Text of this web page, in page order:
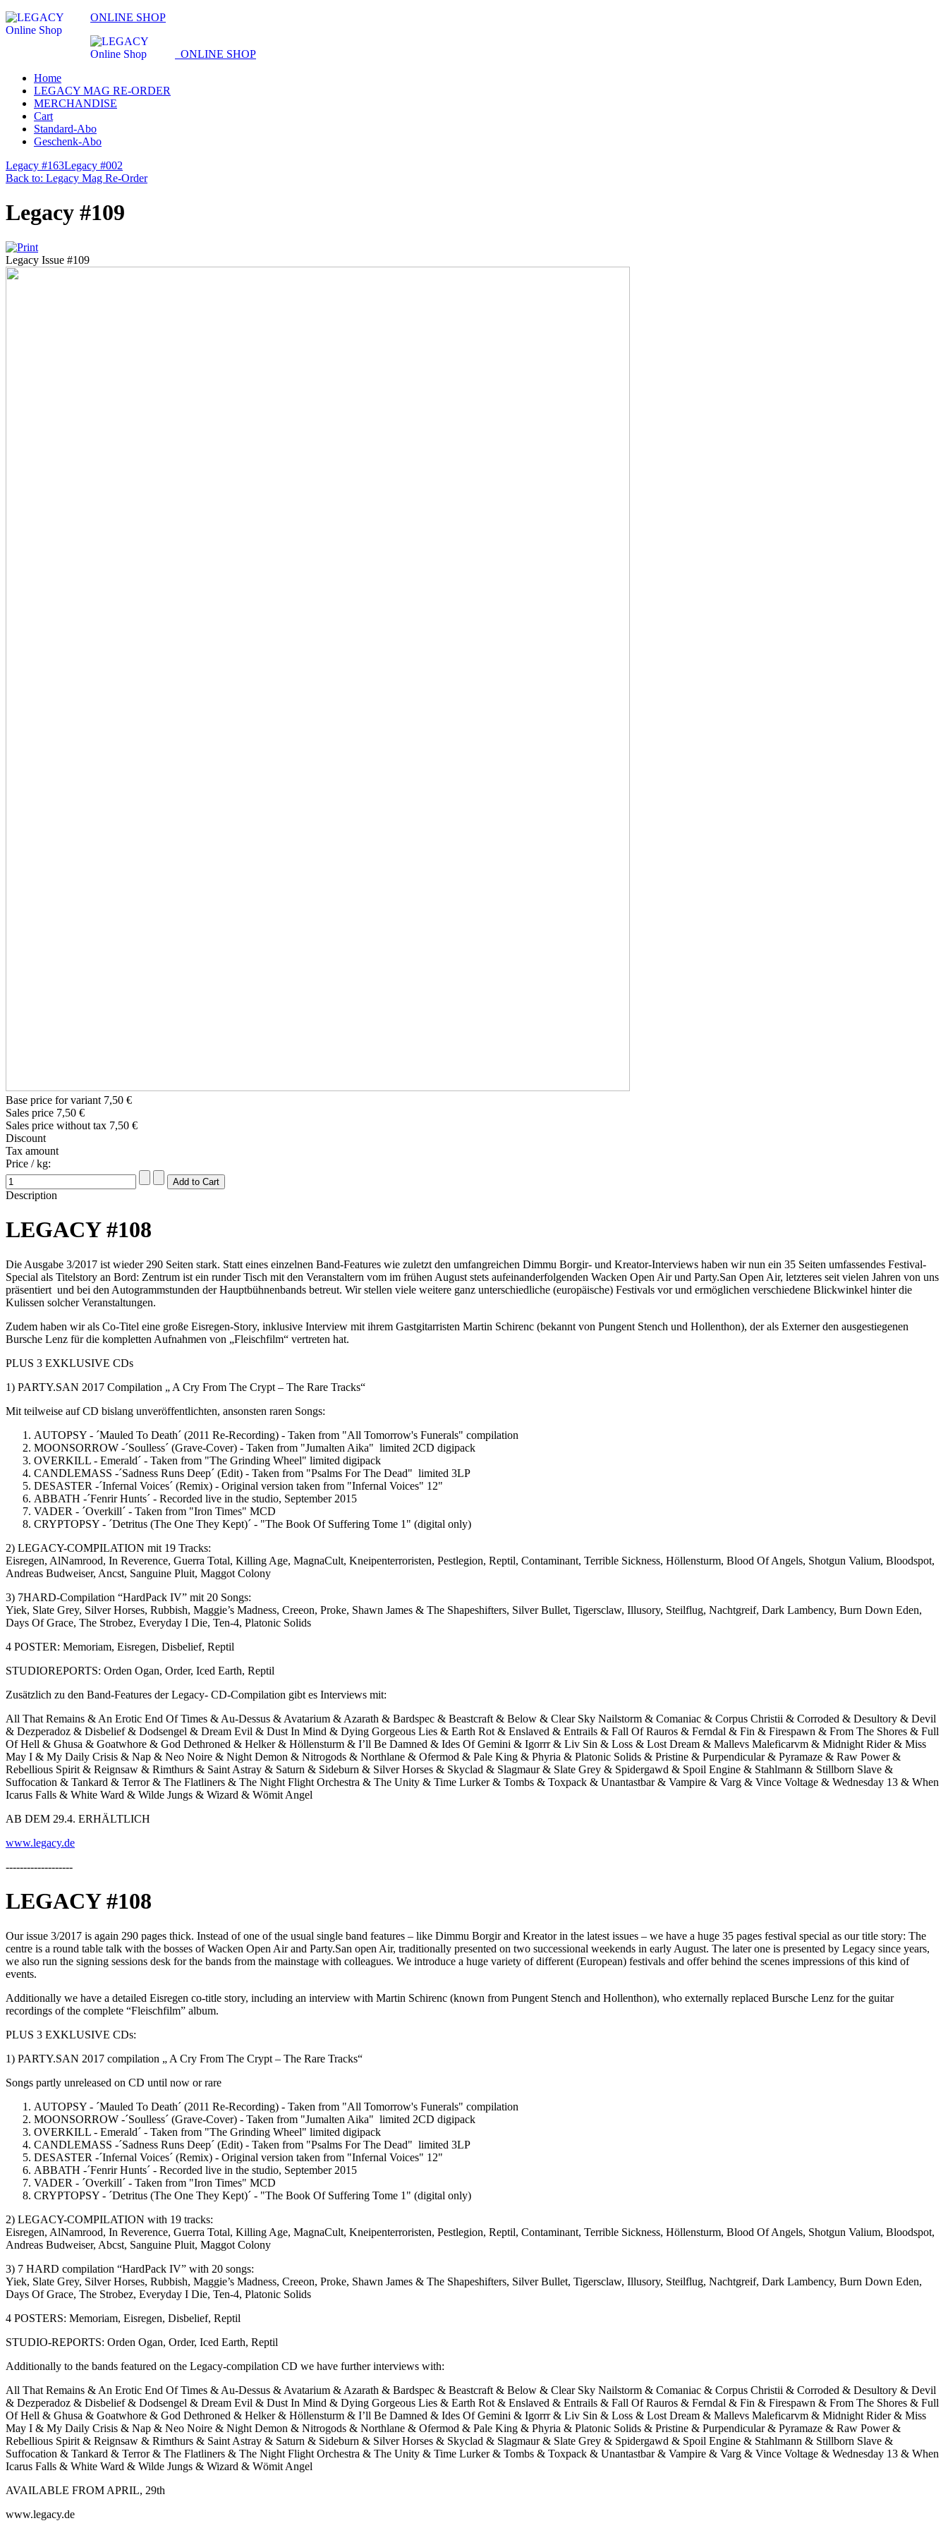
ONLINE SHOP
ONLINE SHOP
Home
LEGACY MAG RE-ORDER
MERCHANDISE
Cart
Standard-Abo
Geschenk-Abo
Legacy #163Legacy #002
Back to: Legacy Mag Re-Order
Legacy #109
Legacy Issue #109
Base price for variant 7,50 €
Sales price 7,50 €
Sales price without tax 7,50 €
Discount
Tax amount
Price / kg:
Description
LEGACY #108
Die Ausgabe 3/2017 ist wieder 290 Seiten stark. Statt eines einzelnen Band-Features wie zuletzt den umfangreichen Dimmu Borgir- und Kreator-Interviews haben wir nun ein 35 Seiten umfassendes Festival-
Special als Titelstory an Bord: Zentrum ist ein runder Tisch mit den Veranstaltern vom im frühen August stets aufeinanderfolgenden Wacken Open Air und Party.San Open Air, letzteres seit vielen Jahren von uns
präsentiert und bei den Autogrammstunden der Hauptbühnenbands betreut. Wir stellen viele weitere ganz unterschiedliche (europäische) Festivals vor und ermöglichen verschiedene Blickwinkel hinter die
Kulissen solcher Veranstaltungen.
Zudem haben wir als Co-Titel eine große Eisregen-Story, inklusive Interview mit ihrem Gastgitarristen Martin Schirenc (bekannt von Pungent Stench und Hollenthon), der als Externer den ausgestiegenen
Bursche Lenz für die kompletten Aufnahmen von „Fleischfilm“ vertreten hat.
PLUS 3 EXKLUSIVE CDs
1) PARTY.SAN 2017 Compilation „ A Cry From The Crypt – The Rare Tracks“
Mit teilweise auf CD bislang unveröffentlichten, ansonsten raren Songs:
AUTOPSY - ´Mauled To Death´ (2011 Re-Recording) - Taken from "All Tomorrow's Funerals" compilation
MOONSORROW -´Soulless´ (Grave-Cover) - Taken from "Jumalten Aika" limited 2CD digipack
OVERKILL - Emerald´ - Taken from "The Grinding Wheel" limited digipack
CANDLEMASS -´Sadness Runs Deep´ (Edit) - Taken from "Psalms For The Dead" limited 3LP
DESASTER -´Infernal Voices´ (Remix) - Original version taken from "Infernal Voices" 12"
ABBATH -´Fenrir Hunts´ - Recorded live in the studio, September 2015
VADER - ´Overkill´ - Taken from "Iron Times" MCD
CRYPTOPSY - ´Detritus (The One They Kept)´ - "The Book Of Suffering Tome 1" (digital only)
2) LEGACY-COMPILATION mit 19 Tracks:
Eisregen, AlNamrood, In Reverence, Guerra Total, Killing Age, MagnaCult, Kneipenterroristen, Pestlegion, Reptil, Contaminant, Terrible Sickness, Höllensturm, Blood Of Angels, Shotgun Valium, Bloodspot,
Andreas Budweiser, Ancst, Sanguine Pluit, Maggot Colony
3) 7HARD-Compilation “HardPack IV” mit 20 Songs:
Yiek, Slate Grey, Silver Horses, Rubbish, Maggie’s Madness, Creeon, Proke, Shawn James & The Shapeshifters, Silver Bullet, Tigersclaw, Illusory, Steilflug, Nachtgreif, Dark Lambency, Burn Down Eden,
Days Of Grace, The Strobez, Everyday I Die, Ten-4, Platonic Solids
4 POSTER: Memoriam, Eisregen, Disbelief, Reptil
STUDIOREPORTS: Orden Ogan, Order, Iced Earth, Reptil
Zusätzlich zu den Band-Features der Legacy- CD-Compilation gibt es Interviews mit:
All That Remains & An Erotic End Of Times & Au-Dessus & Avatarium & Azarath & Bardspec & Beastcraft & Below & Clear Sky Nailstorm & Comaniac & Corpus Christii & Corroded & Desultory & Devil
& Dezperadoz & Disbelief & Dodsengel & Dream Evil & Dust In Mind & Dying Gorgeous Lies & Earth Rot & Enslaved & Entrails & Fall Of Rauros & Ferndal & Fin & Firespawn & From The Shores & Full
Of Hell & Ghusa & Goatwhore & God Dethroned & Helker & Höllensturm & I’ll Be Damned & Ides Of Gemini & Igorrr & Liv Sin & Loss & Lost Dream & Mallevs Maleficarvm & Midnight Rider & Miss
May I & My Daily Crisis & Nap & Neo Noire & Night Demon & Nitrogods & Northlane & Ofermod & Pale King & Phyria & Platonic Solids & Pristine & Purpendicular & Pyramaze & Raw Power &
Rebellious Spirit & Reignsaw & Rimthurs & Saint Astray & Saturn & Sideburn & Silver Horses & Skyclad & Slagmaur & Slate Grey & Spidergawd & Spoil Engine & Stahlmann & Stillborn Slave &
Suffocation & Tankard & Terror & The Flatliners & The Night Flight Orchestra & The Unity & Time Lurker & Tombs & Toxpack & Unantastbar & Vampire & Varg & Vince Voltage & Wednesday 13 & When
Icarus Falls & White Ward & Wilde Jungs & Wizard & Wömit Angel
AB DEM 29.4. ERHÄLTLICH
www.legacy.de
-------------------
LEGACY #108
Our issue 3/2017 is again 290 pages thick. Instead of one of the usual single band features – like Dimmu Borgir and Kreator in the latest issues – we have a huge 35 pages festival special as our title story: The
centre is a round table talk with the bosses of Wacken Open Air and Party.San open Air, traditionally presented on two successional weekends in early August. The later one is presented by Legacy since years,
we also run the signing sessions desk for the bands from the mainstage with colleagues. We introduce a huge variety of different (European) festivals and offer behind the scenes impressions of this kind of
events.
Additionally we have a detailed Eisregen co-title story, including an interview with Martin Schirenc (known from Pungent Stench and Hollenthon), who externally replaced Bursche Lenz for the guitar
recordings of the complete “Fleischfilm” album.
PLUS 3 EXKLUSIVE CDs:
1) PARTY.SAN 2017 compilation „ A Cry From The Crypt – The Rare Tracks“
Songs partly unreleased on CD until now or rare
AUTOPSY - ´Mauled To Death´ (2011 Re-Recording) - Taken from "All Tomorrow's Funerals" compilation
MOONSORROW -´Soulless´ (Grave-Cover) - Taken from "Jumalten Aika" limited 2CD digipack
OVERKILL - Emerald´ - Taken from "The Grinding Wheel" limited digipack
CANDLEMASS -´Sadness Runs Deep´ (Edit) - Taken from "Psalms For The Dead" limited 3LP
DESASTER -´Infernal Voices´ (Remix) - Original version taken from "Infernal Voices" 12"
ABBATH -´Fenrir Hunts´ - Recorded live in the studio, September 2015
VADER - ´Overkill´ - Taken from "Iron Times" MCD
CRYPTOPSY - ´Detritus (The One They Kept)´ - "The Book Of Suffering Tome 1" (digital only)
2) LEGACY-COMPILATION with 19 tracks:
Eisregen, AlNamrood, In Reverence, Guerra Total, Killing Age, MagnaCult, Kneipenterroristen, Pestlegion, Reptil, Contaminant, Terrible Sickness, Höllensturm, Blood Of Angels, Shotgun Valium, Bloodspot,
Andreas Budweiser, Abcst, Sanguine Pluit, Maggot Colony
3) 7 HARD compilation “HardPack IV” with 20 songs:
Yiek, Slate Grey, Silver Horses, Rubbish, Maggie’s Madness, Creeon, Proke, Shawn James & The Shapeshifters, Silver Bullet, Tigersclaw, Illusory, Steilflug, Nachtgreif, Dark Lambency, Burn Down Eden,
Days Of Grace, The Strobez, Everyday I Die, Ten-4, Platonic Solids
4 POSTERS: Memoriam, Eisregen, Disbelief, Reptil
STUDIO-REPORTS: Orden Ogan, Order, Iced Earth, Reptil
Additionally to the bands featured on the Legacy-compilation CD we have further interviews with:
All That Remains & An Erotic End Of Times & Au-Dessus & Avatarium & Azarath & Bardspec & Beastcraft & Below & Clear Sky Nailstorm & Comaniac & Corpus Christii & Corroded & Desultory & Devil
& Dezperadoz & Disbelief & Dodsengel & Dream Evil & Dust In Mind & Dying Gorgeous Lies & Earth Rot & Enslaved & Entrails & Fall Of Rauros & Ferndal & Fin & Firespawn & From The Shores & Full
Of Hell & Ghusa & Goatwhore & God Dethroned & Helker & Höllensturm & I’ll Be Damned & Ides Of Gemini & Igorrr & Liv Sin & Loss & Lost Dream & Mallevs Maleficarvm & Midnight Rider & Miss
May I & My Daily Crisis & Nap & Neo Noire & Night Demon & Nitrogods & Northlane & Ofermod & Pale King & Phyria & Platonic Solids & Pristine & Purpendicular & Pyramaze & Raw Power &
Rebellious Spirit & Reignsaw & Rimthurs & Saint Astray & Saturn & Sideburn & Silver Horses & Skyclad & Slagmaur & Slate Grey & Spidergawd & Spoil Engine & Stahlmann & Stillborn Slave &
Suffocation & Tankard & Terror & The Flatliners & The Night Flight Orchestra & The Unity & Time Lurker & Tombs & Toxpack & Unantastbar & Vampire & Varg & Vince Voltage & Wednesday 13 & When
Icarus Falls & White Ward & Wilde Jungs & Wizard & Wömit Angel
AVAILABLE FROM APRIL, 29th
www.legacy.de